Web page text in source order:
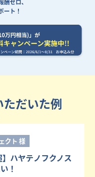
ート！
だいた例
クト 様
ハヤテノフクノス
！